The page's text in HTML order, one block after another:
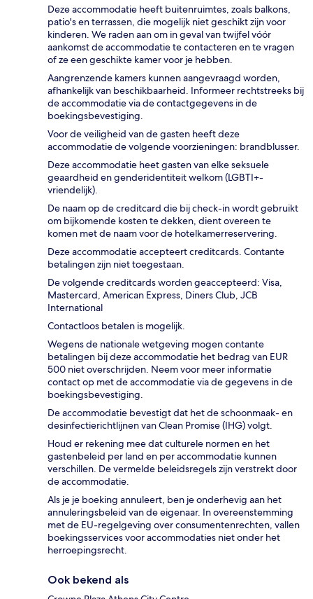
Deze accommodatie heeft buitenruimtes, zoals balkons,
patio's en terrassen, die mogelijk niet geschikt zijn voor
kinderen. We raden aan om in geval van twijfel vóór
aankomst de accommodatie te contacteren en te vragen
of ze een geschikte kamer voor je hebben.
Aangrenzende kamers kunnen aangevraagd worden,
afhankelijk van beschikbaarheid. Informeer rechtstreeks bij
de accommodatie via de contactgegevens in de
boekingsbevestiging.
Voor de veiligheid van de gasten heeft deze
accommodatie de volgende voorzieningen: brandblusser.
Deze accommodatie heet gasten van elke seksuele
geaardheid en genderidentiteit welkom (LGBTI+-
vriendelijk).
De naam op de creditcard die bij check-in wordt gebruikt
om bijkomende kosten te dekken, dient overeen te
komen met de naam voor de hotelkamerreservering.
Deze accommodatie accepteert creditcards. Contante
betalingen zijn niet toegestaan.
De volgende creditcards worden geaccepteerd: Visa,
Mastercard, American Express, Diners Club, JCB
International
Contactloos betalen is mogelijk.
Wegens de nationale wetgeving mogen contante
betalingen bij deze accommodatie het bedrag van EUR
500 niet overschrijden. Neem voor meer informatie
contact op met de accommodatie via de gegevens in de
boekingsbevestiging.
De accommodatie bevestigt dat het de schoonmaak- en
desinfectierichtlijnen van Clean Promise (IHG) volgt.
Houd er rekening mee dat culturele normen en het
gastenbeleid per land en per accommodatie kunnen
verschillen. De vermelde beleidsregels zijn verstrekt door
de accommodatie.
Als je je boeking annuleert, ben je onderhevig aan het
annuleringsbeleid van de eigenaar. In overeenstemming
met de EU-regelgeving over consumentenrechten, vallen
boekingsservices voor accommodaties niet onder het
herroepingsrecht.
Ook bekend als